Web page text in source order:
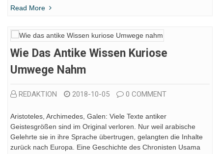
Read More
Wie Das Antike Wissen Kuriose
Umwege Nahm
REDAKTION 2018-10-05 0 COMMENT
Aristoteles, Archimedes, Galen: Viele Texte antiker
Geistesgrößen sind im Original verloren. Nur weil arabische
Gelehrte sie in ihre Sprache übertrugen, gelangten die Inhalte
zurück nach Europa. Eine Geschichte des Chronisten Usama